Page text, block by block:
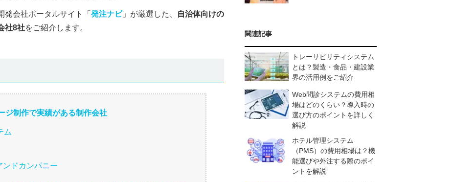
会社ポータルサイト「 発注ナビ」が厳選した、
自治体向けの
社8社をご紹介します。
ジ制作で実績がある制作会社
ム
ンドカンパニー
関連記事
トレーサビリティシステム
とは？製造・食品・建設業
界の活用例をご紹介
Web問診システムの費用相
場はどのくらい？導入時の
選び方のポイントを詳しく
解説
ホテル管理システム
（PMS）の費用相場は？機
能選びや外注する際のポイ
ントを解説